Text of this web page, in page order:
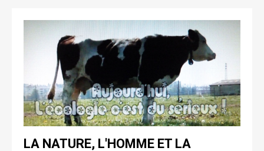
LA NATURE, L'HOMME ET LA